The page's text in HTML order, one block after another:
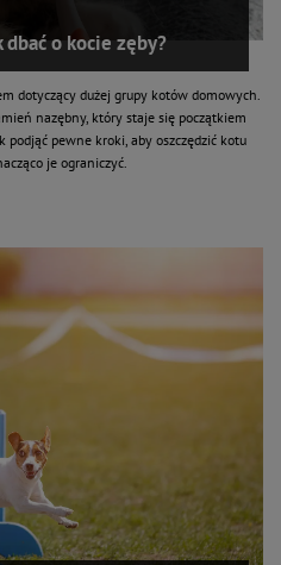
o kocie zęby?
dotyczący dużej grupy kotów domowych.
nazębny, który staje się początkiem
podjąć pewne kroki, aby oszczędzić kotu
je ograniczyć.